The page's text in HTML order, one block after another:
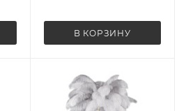
В КОРЗИНУ